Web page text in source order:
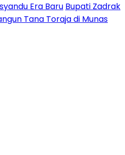
Era Baru Bupati Zadrak
Tana Toraja di Munas